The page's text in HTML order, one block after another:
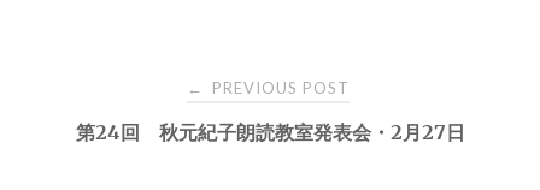
navigation
← PREVIOUS POST
第24回 秋元紀子朗読教室発表会・2月27日